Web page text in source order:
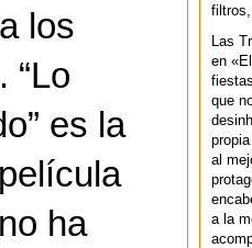
los
“Lo
es la
ha
filtros,
Las
en
que
al
a la